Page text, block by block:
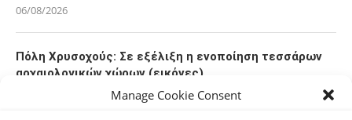
Manage Cookie Consent
06/08/2026
Πόλη Χρυσοχούς: Σε εξέλιξη η ενοποίηση τεσσάρων
αρχαιολογικών χώρων (εικόνες)